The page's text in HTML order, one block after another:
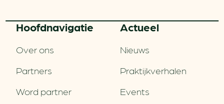
Hoofd­navigatie
Over ons
Partners
Word partner
Actueel
Nieuws
Praktijkverhalen
Events